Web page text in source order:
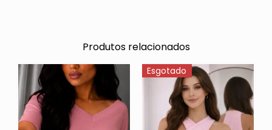
Produtos relacionados
Esgotado